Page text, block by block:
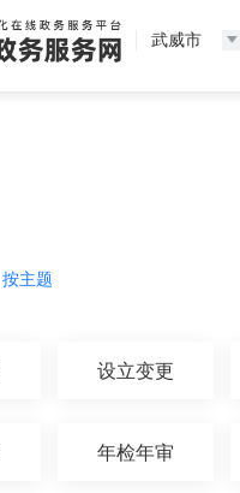
武威市
按主题
设立变更
年检年审